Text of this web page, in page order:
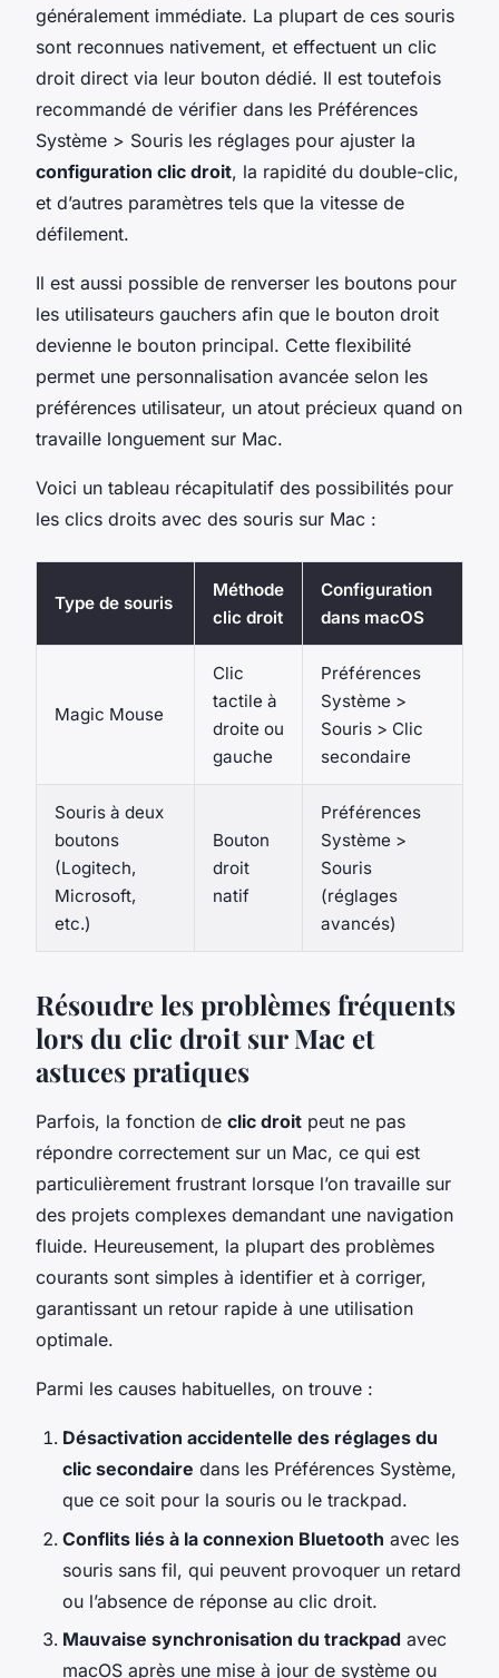
généralement immédiate. La plupart de ces souris
sont reconnues nativement, et effectuent un clic
droit direct via leur bouton dédié. Il est toutefois
recommandé de vérifier dans les Préférences
Système > Souris les réglages pour ajuster la
configuration clic droit, la rapidité du double-clic,
et d’autres paramètres tels que la vitesse de
défilement.
Il est aussi possible de renverser les boutons pour
les utilisateurs gauchers afin que le bouton droit
devienne le bouton principal. Cette flexibilité
permet une personnalisation avancée selon les
préférences utilisateur, un atout précieux quand on
travaille longuement sur Mac.
Voici un tableau récapitulatif des possibilités pour
les clics droits avec des souris sur Mac :
Type de souris
Méthode
clic droit
Configuration
dans macOS
Magic Mouse
Clic
tactile à
droite ou
gauche
Préférences
Système >
Souris > Clic
secondaire
Souris à deux
boutons
(Logitech,
Microsoft,
etc.)
Bouton
droit
natif
Préférences
Système >
Souris
(réglages
avancés)
Résoudre les problèmes fréquents
lors du clic droit sur Mac et
astuces pratiques
Parfois, la fonction de clic droit peut ne pas
répondre correctement sur un Mac, ce qui est
particulièrement frustrant lorsque l’on travaille sur
des projets complexes demandant une navigation
fluide. Heureusement, la plupart des problèmes
courants sont simples à identifier et à corriger,
garantissant un retour rapide à une utilisation
optimale.
Parmi les causes habituelles, on trouve :
Désactivation accidentelle des réglages du
clic secondaire dans les Préférences Système,
que ce soit pour la souris ou le trackpad.
Conflits liés à la connexion Bluetooth avec les
souris sans fil, qui peuvent provoquer un retard
ou l’absence de réponse au clic droit.
Mauvaise synchronisation du trackpad avec
macOS après une mise à jour de système ou